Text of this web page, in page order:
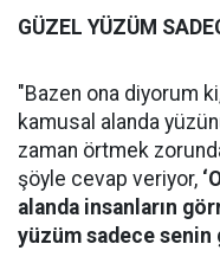
GÜZEL YÜZÜM
"Bazen ona diyorum
kamusal alanda
zaman örtmek
şöyle cevap veriyor,
alanda insanların
yüzüm sadece senin